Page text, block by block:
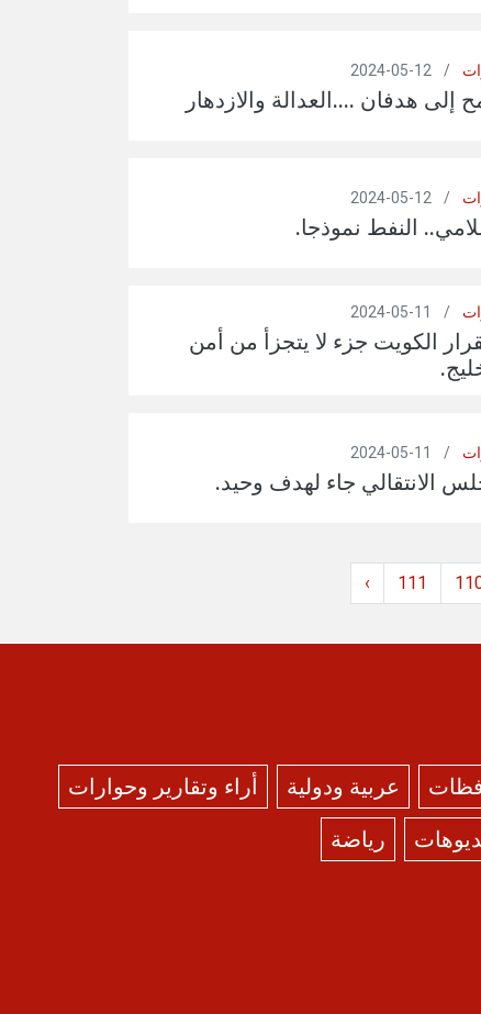
/
12-05-2024
هدفان ....العدالة والازدهار
/
12-05-2024
النفط نموذجا.
/
11-05-2024
الكويت جزء لا يتجزأ من أمن
/
11-05-2024
الانتقالي جاء لهدف وحيد.
111
›
عربية ودولية
أراء وتقارير وحوارات
رياضة